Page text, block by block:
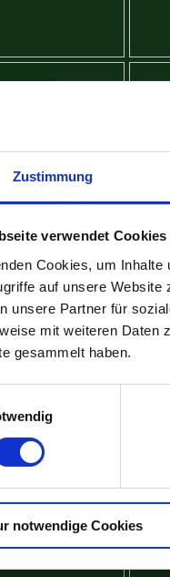
Zustimmung
verwendet Cookies
Cookies, um Inhalte
auf unsere
unsere Partner für
mit weiteren Daten
gesammelt haben.
notwendige Cookies